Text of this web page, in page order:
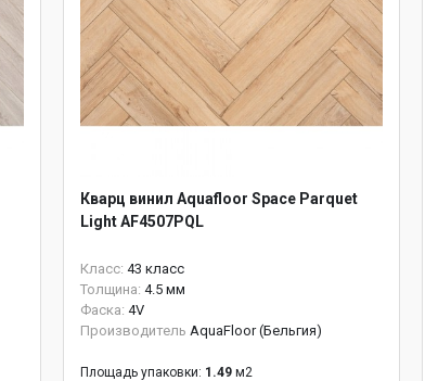
Кварц винил Aquafloor Space Parquet
Light AF4507PQL
Класс: 43 класс
Толщина: 4.5 мм
Фаска: 4V
Производитель AquaFloor (Бельгия)
Площадь упаковки: 1.49 м2